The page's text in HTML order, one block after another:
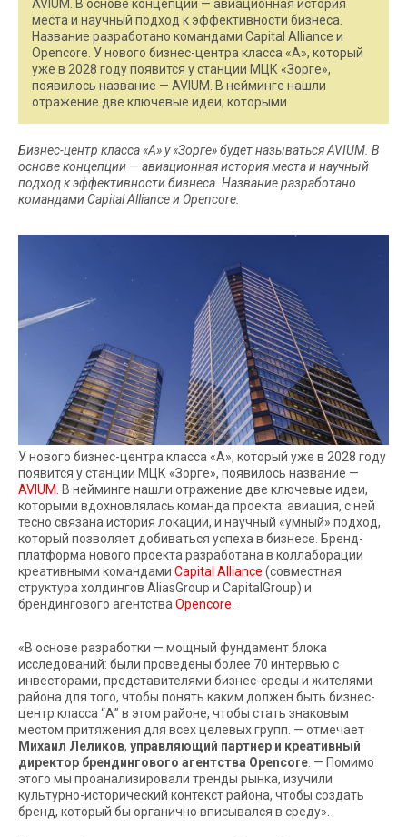
AVIUM. В основе концепции — авиационная история
места и научный подход к эффективности бизнеса.
Название разработано командами Capital Alliance и
Opencore. У нового бизнес-центра класса «А», который
уже в 2028 году появится у станции МЦК «Зорге»,
появилось название — AVIUM. В нейминге нашли
отражение две ключевые идеи, которыми
Бизнес-центр класса «А» у «Зорге» будет называться AVIUM. В
основе концепции — авиационная история места и научный
подход к эффективности бизнеса. Название разработано
командами Capital Alliance и Opencore.
У нового бизнес-центра класса «А», который уже в 2028 году
появится у станции МЦК «Зорге», появилось название —
AVIUM . В нейминге нашли отражение две ключевые идеи,
которыми вдохновлялась команда проекта: авиация, с ней
тесно связана история локации, и научный «умный» подход,
который позволяет добиваться успеха в бизнесе. Бренд-
платформа нового проекта разработана в коллаборации
креативными командами Capital Alliance (совместная
структура холдингов AliasGroup и CapitalGroup) и
брендингового агентства Opencore
«В основе разработки — мощный фундамент блока
исследований: были проведены более 70 интервью с
инвесторами, представителями бизнес-среды и жителями
района для того, чтобы понять каким должен быть бизнес-
центр класса “А” в этом районе, чтобы стать знаковым
местом притяжения для всех целевых групп. — отмечает
Михаил Леликов, управляющий партнер и креативный
директор брендингового агентства Opencore . — Помимо
этого мы проанализировали тренды рынка, изучили
культурно-исторический контекст района, чтобы создать
бренд, который бы органично вписывался в среду».